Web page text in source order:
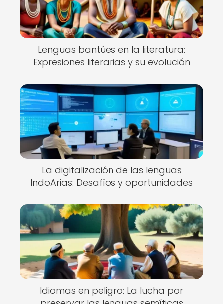
Lenguas bantúes en la literatura:
Expresiones literarias y su evolución
La digitalización de las lenguas
IndoArias: Desafíos y oportunidades
Idiomas en peligro: La lucha por